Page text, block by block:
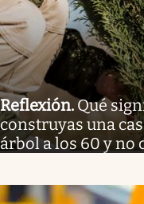
Reflexión. Qué
construyas una
árbol a los 60 y no